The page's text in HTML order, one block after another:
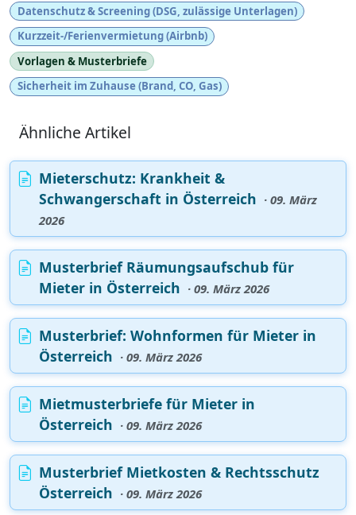
Datenschutz & Screening (DSG, zulässige Unterlagen)
Kurzzeit-/Ferienvermietung (Airbnb)
Vorlagen & Musterbriefe
Sicherheit im Zuhause (Brand, CO, Gas)
Ähnliche Artikel
Mieterschutz: Krankheit &
Schwangerschaft in Österreich · 09. März
2026
Musterbrief Räumungsaufschub für
Mieter in Österreich · 09. März 2026
Musterbrief: Wohnformen für Mieter in
Österreich · 09. März 2026
Mietmusterbriefe für Mieter in
Österreich · 09. März 2026
Musterbrief Mietkosten & Rechtsschutz
Österreich · 09. März 2026